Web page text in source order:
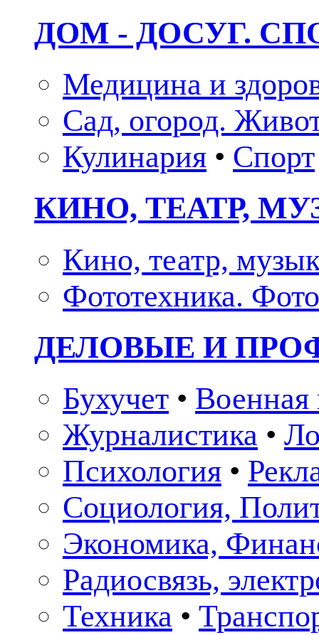
ДОМ - ДОСУГ.
Медицина и
Сад, огород.
Кулинария • Спорт
КИНО, ТЕАТР,
Кино, театр,
Фототехника.
ДЕЛОВЫЕ И
Бухучет • Военная
Журналистика •
Психология •
Социология,
Экономика,
Радиосвязь,
Техника •